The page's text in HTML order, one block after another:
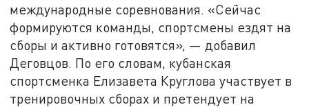
международные соревнования. «Сейчас
формируются команды, спортсмены ездят на
сборы и активно готовятся», — добавил
Деговцов. По его словам, кубанская
спортсменка Елизавета Круглова участвует в
тренировочных сборах и претендует на